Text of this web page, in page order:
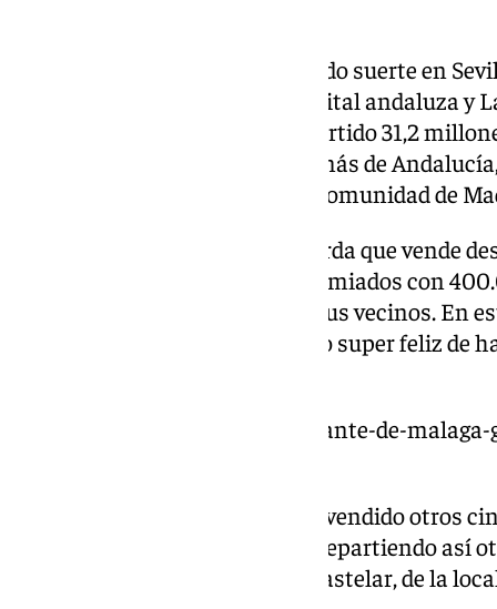
Por otro lado, también han tenido suerte en
premios repartidos entre la capital andaluza y
primer premio la ONCE ha repartido 31,2
comunidades autónomas. Además de
Castilla la Mancha, Cataluña, Comunidad de
Mayka Medina, una persona sorda que vende
Arroyo, vendió diez cupones premiados con
así cuatro millones de euros a sus vecinos. En
Mayka se declara «nerviosa pero super feliz de
https://www.101tv.es/un-acertante-de-
En La Puebla de Cazalla se han vendido otros
otros 400.000 euros cada uno repartiendo así
Kiosco Eli, ubicado en la calle Castelar, de la